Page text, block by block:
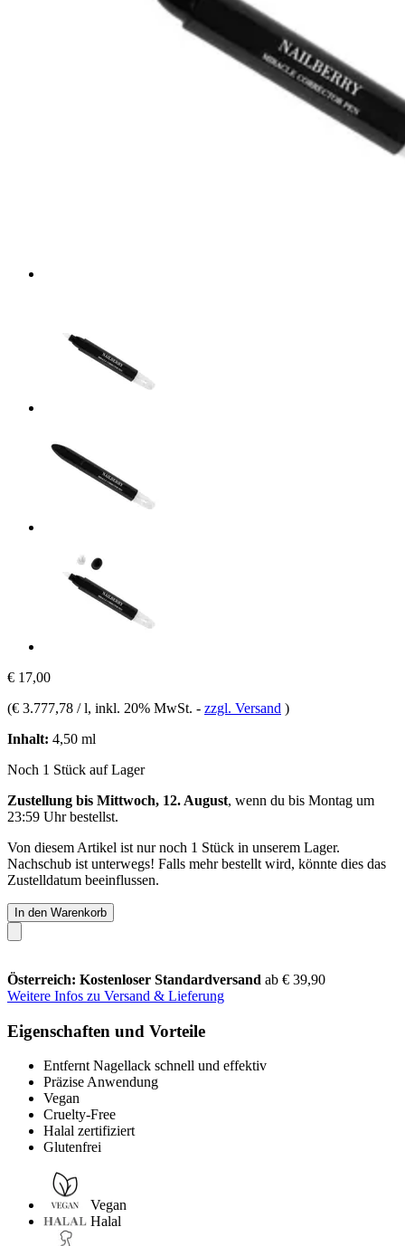
€ 17,00
(€ 3.777,78 / l, inkl. 20% MwSt. - zzgl. Versand )
Inhalt: 4,50 ml
Noch 1 Stück auf Lager
Zustellung bis Mittwoch, 12. August, wenn du bis Montag um
23:59 Uhrbestellst.
Von diesem Artikel ist nur noch 1 Stück in unserem Lager.
Nachschub ist unterwegs! Falls mehr bestellt wird, könnte dies das
Zustelldatum beeinflussen.
In den Warenkorb
Österreich: Kostenloser Standardversand ab € 39,90
Weitere Infos zu Versand & Lieferung
Eigenschaften und Vorteile
Entfernt Nagellack schnell und effektiv
Präzise Anwendung
Vegan
Cruelty-Free
Halal zertifiziert
Glutenfrei
Vegan
Halal